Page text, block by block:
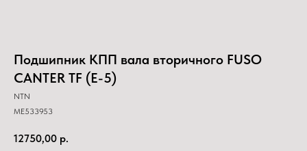
Подшипник КПП вала вторичного FUSO
CANTER TF (E-5)
NTN
ME533953
12750,00 р.